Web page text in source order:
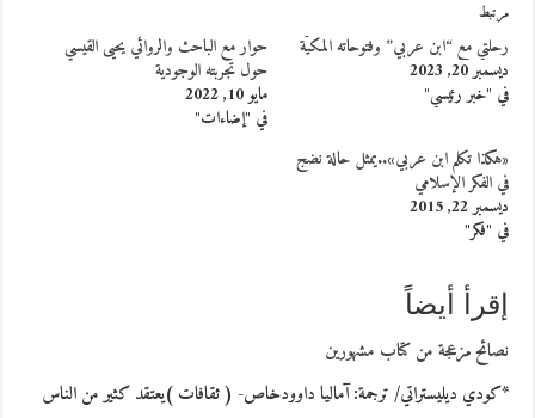
مرتبط
رحلتي مع “ابن عربي” وفتوحاته المكيّة
ديسمبر 20, 2023
في "خبر رئيسي"
حوار مع الباحث والروائي يحيى القيسي
حول تجربته الوجودية
مايو 10, 2022
في "إضاءات"
«هكذا تكلم ابن عربي»..يمثل حالة نضج
في الفكر الإسلامي
ديسمبر 22, 2015
في "فكر"
إقرأ أيضاً
نصائح مزعجة من كتاب مشهورين
*كودي ديليستراتي/ ترجمة: آماليا داوودخاص- ( ثقافات )يعتقد كثير من الناس